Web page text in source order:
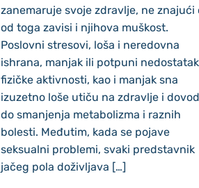
zanemaruje svoje zdravlje, ne znajući
od toga zavisi i njihova muškost.
Poslovni stresovi, loša i neredovna
ishrana, manjak ili potpuni nedostatak
fizičke aktivnosti, kao i manjak sna
izuzetno loše utiču na zdravlje i
do smanjenja metabolizma i raznih
bolesti. Međutim, kada se pojave
seksualni problemi, svaki predstavnik
jačeg pola doživljava […]